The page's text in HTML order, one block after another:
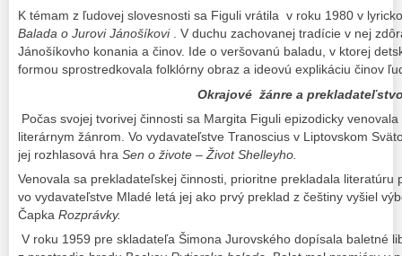
K témam z ľudovej slovesnosti sa Figuli vrátila v roku 1980 v
Balada o Jurovi Jánošíkovi. V duchu zachovanej tradície v nej
Jánošíkovho konania a činov. Ide o veršovanú baladu, v ktorej
formou sprostredkovala folklórny obraz a ideovú explikáciu činov
Okrajové žánre a
Počas svojej tvorivej činnosti sa Margita Figuli epizodicky
literárnym žánrom. Vo vydavateľstve Tranoscius v Liptovskom
jej rozhlasová hra Sen o živote – Život Shelleyho.
Venovala sa prekladateľskej činnosti, prioritne prekladala literatúru
vo vydavateľstve Mladé letá jej ako prvý preklad z češtiny vyšiel
Čapka Rozprávky.
V roku 1959 pre skladateľa Šimona Jurovského dopísala baletné